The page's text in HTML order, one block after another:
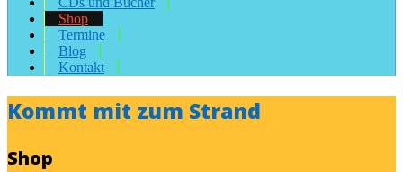
Shop
Termine
Blog
Kontakt
Kommt mit zum Strand
Shop